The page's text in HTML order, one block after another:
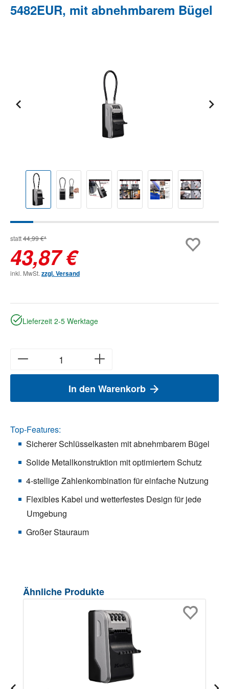
5482EUR, mit abnehmbarem Bügel
statt44,99 €*
43,87 €
inkl. MwSt. zzgl. Versand
Lieferzeit 2-5 Werktage
In den Warenkorb
Top-Features:
Sicherer Schlüsselkasten mit abnehmbarem Bügel
Solide Metallkonstruktion mit optimiertem Schutz
4-stellige Zahlenkombination für einfache Nutzung
Flexibles Kabel und wetterfestes Design für jede
Umgebung
Großer Stauraum
Produktgalerie überspringen
Ähnliche Produkte